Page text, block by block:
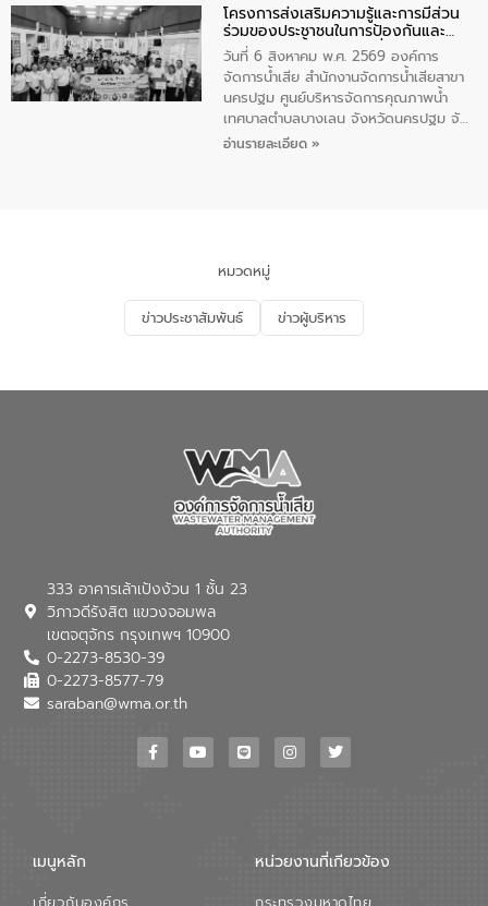
ประชาชน ตัวแทนจากโรงแรมต่างๆ ในเขต
เทศบาลตำบลราไวย์ ศูนย์บริหารจัดการ
คุณภาพน้ำเทศบาลตำบลราไวย์ นำโดยนาย
น้อย แก้วเศษ ผู้จัดการสำนักงานจัดการน้ำ
เสียสาขาภูเก็ต พร้อมด้วยเจ้าหน้าที่ จำนวน
5 คน ร่วมทำกิจกรรม ทำความสะอาด
ชายหาดและแหล่งท่องเที่ยว ณ บริเวณ
โครงการส่งเสริมความรู้และการมีส่วน
ร่วมของประชาชนในการป้องกันและ
แก้ไขปัญหาน้ำเสียอย่างยั่งยืน
วันที่ 6 สิงหาคม พ.ศ. 2569 องค์การ
จัดการน้ำเสีย สำนักงานจัดการน้ำเสียสาขา
นครปฐม ศูนย์บริหารจัดการคุณภาพน้ำ
เทศบาลตำบลบางเลน จังหวัดนครปฐม จัด
กิจกรรมภายใต้โครงการส่งเสริมความรู้และ
จัดการน้ำเสียและสร้างจิตสำนึกในการ
อนุรักษ์สิ่งแวดล้อม ในหัวข้อ “น้ำเสียชุมชน
และการบำบัดน้ำเสียเบื้องต้น” โดยให้ความรู้
เกี่ยวกับสาเหตุและผลกระทบของน้ำเสีย
ณ เทศบาลตำบลบางเลน จังหวัดนครปฐม
อ่านรายละเอียด »
หมวดหมู่
ข่าวประชาสัมพันธ์ ข่าวผู้บริหาร
333 อาคารเล้าเป้งง้วน 1 ชั้น 23
วิภาวดีรังสิต แขวงจอมพล
เขตจตุจักร กรุงเทพฯ 10900
0-2273-8530-39
0-2273-8577-79
saraban@wma.or.th
เมนูหลัก
เกี่ยวกับองค์กร
หน่วยงานที่เกียวข้อง
กระทรวงมหาดไทย